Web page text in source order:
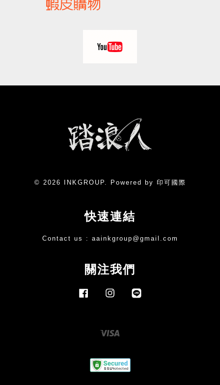
© 2026 INKGROUP. Powered by 印可國際
快速連結
Contact us : aainkgroup@gmail.com
關注我們
FacebookInstagram